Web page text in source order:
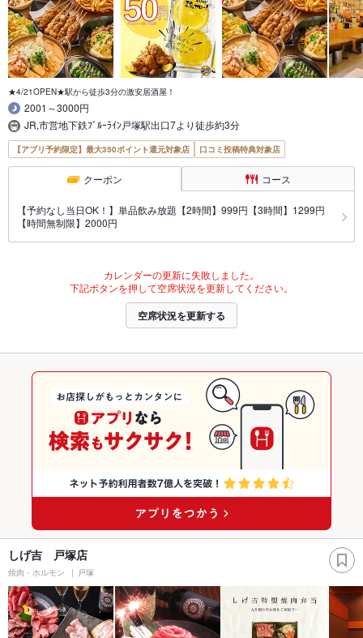
★4/21OPEN★駅から徒歩3分の激安居酒屋！
2001～3000円
JR,市営地下鉄ﾌﾞﾙｰﾗｲﾝ戸塚駅出口7より徒歩約3分
【アプリ予約限定】最大350ポイント還元対象店 口コミ投稿特典対象店
クーポン コース
【予約なし当日OK！】単品飲み放題【2時間】999円【3時間】1299円
【時間無制限】2000円
カレンダーの更新に失敗しました。
下記ボタンを押して空席状況を更新してください。
空席状況を更新する
しげ吉 戸塚店
焼肉・ホルモン 戸塚